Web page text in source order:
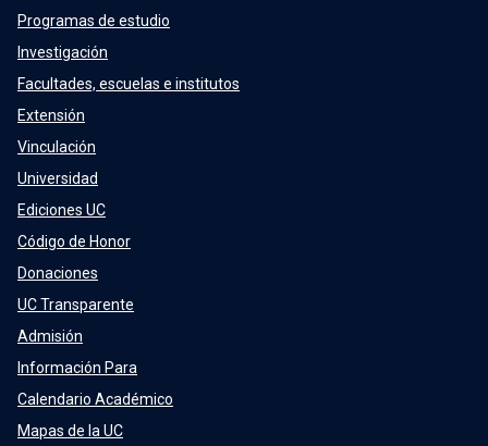
Programas de estudio
Investigación
Facultades, escuelas e institutos
Extensión
Vinculación
Universidad
Ediciones UC
Código de Honor
Donaciones
UC Transparente
Admisión
Información Para
Calendario Académico
Mapas de la UC